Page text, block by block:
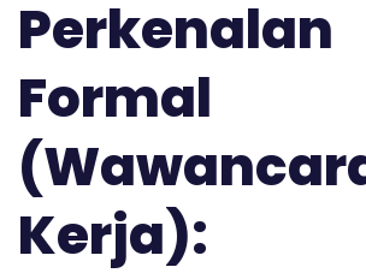
Perkenalan
Formal
Kerja):